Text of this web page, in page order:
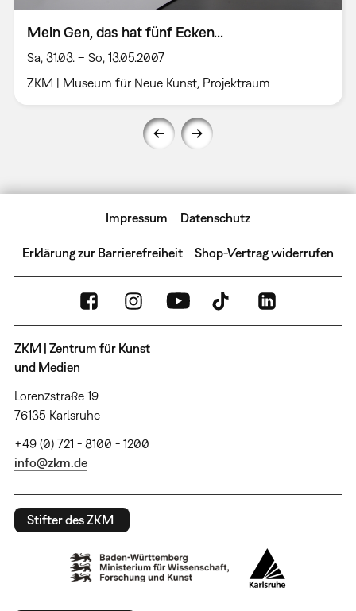
Mein Gen, das hat fünf Ecken...
Sa, 31.03. – So, 13.05.2007
ZKM | Museum für Neue Kunst, Projektraum
Impressum Datenschutz
Erklärung zur Barrierefreiheit Shop-Vertrag widerrufen
ZKM | Zentrum für Kunst
und Medien
Lorenzstraße 19
76135 Karlsruhe
+49 (0) 721 - 8100 - 1200
info@zkm.de
Stifter des ZKM